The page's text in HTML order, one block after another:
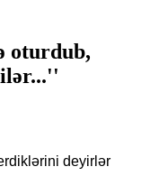
oturdub,
deyirlər